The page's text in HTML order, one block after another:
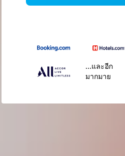
...และอีก
มากมาย